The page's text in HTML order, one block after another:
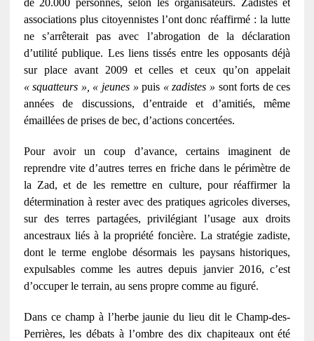
de 20.000 personnes, selon les organisateurs. Zadistes et
associations plus citoyennistes l’ont donc réaffirmé : la lutte
ne s’arrêterait pas avec l’abrogation de la déclaration
d’utilité publique. Les liens tissés entre les opposants déjà
sur place avant 2009 et celles et ceux qu’on appelait
« squatteurs », « jeunes » puis « zadistes » sont forts de ces
années de discussions, d’entraide et d’amitiés, même
émaillées de prises de bec, d’actions concertées.
Pour avoir un coup d’avance, certains imaginent de
reprendre vite d’autres terres en friche dans le périmètre de
la Zad, et de les remettre en culture, pour réaffirmer la
détermination à rester avec des pratiques agricoles diverses,
sur des terres partagées, privilégiant l’usage aux droits
ancestraux liés à la propriété foncière. La stratégie zadiste,
dont le terme englobe désormais les paysans historiques,
expulsables comme les autres depuis janvier 2016, c’est
d’occuper le terrain, au sens propre comme au figuré.
Dans ce champ à l’herbe jaunie du lieu dit le Champ-des-
Perrières, les débats à l’ombre des dix chapiteaux ont été